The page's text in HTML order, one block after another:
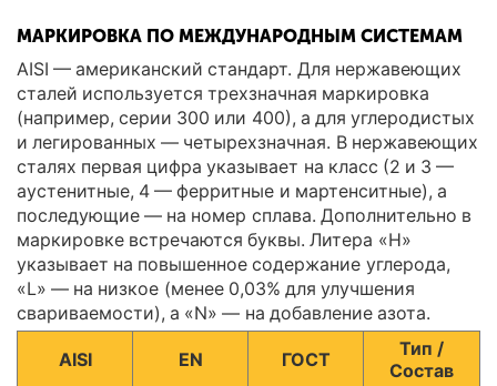
МАРКИРОВКА ПО МЕЖДУНАРОДНЫМ СИСТЕМАМ
AISI — американский стандарт. Для нержавеющих
сталей используется трехзначная маркировка
(например, серии 300 или 400), а для углеродистых
и легированных — четырехзначная. В нержавеющих
сталях первая цифра указывает на класс (2 и 3 —
аустенитные, 4 — ферритные и мартенситные), а
последующие — на номер сплава. Дополнительно в
маркировке встречаются буквы. Литера «H»
указывает на повышенное содержание углерода,
«L» — на низкое (менее 0,03% для улучшения
свариваемости), а «N» — на добавление азота.
AISI EN ГОСТ
Тип /
Состав